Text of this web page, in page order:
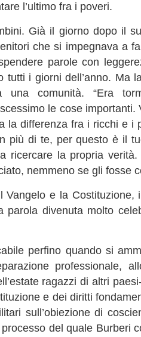
l’ultimo fra i poveri.
Già il giorno dopo il
che si impegnava a
parole con
tutti i giorni dell’anno. Ma
una comunità. “Era
le cose importanti.
la differenza fra i ricchi e i
più di te, per questo è il
ricercare la propria
nemmeno se gli fosse
Vangelo e la Costituzione,
parola divenuta molto
perfino quando si
professionale,
ragazzi di altri
e dei diritti
sull’obiezione di
del quale Burberi